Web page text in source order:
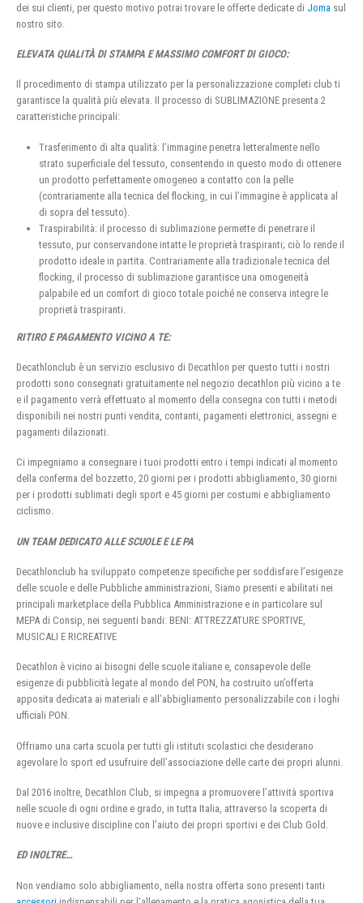
dei sui clienti, per questo motivo potrai trovare le offerte dedicate di Joma sul
nostro sito.
ELEVATA QUALITÀ DI STAMPA E MASSIMO COMFORT DI GIOCO:
Il procedimento di stampa utilizzato per la personalizzazione completi club ti
garantisce la qualità più elevata. Il processo di SUBLIMAZIONE presenta 2
caratteristiche principali:
Trasferimento di alta qualità: l’immagine penetra letteralmente nello
strato superficiale del tessuto, consentendo in questo modo di ottenere
un prodotto perfettamente omogeneo a contatto con la pelle
(contrariamente alla tecnica del flocking, in cui l’immagine è applicata al
di sopra del tessuto).
Traspirabilità: il processo di sublimazione permette di penetrare il
tessuto, pur conservandone intatte le proprietà traspiranti; ciò lo rende il
prodotto ideale in partita. Contrariamente alla tradizionale tecnica del
flocking, il processo di sublimazione garantisce una omogeneità
palpabile ed un comfort di gioco totale poiché ne conserva integre le
proprietà traspiranti.
RITIRO E PAGAMENTO VICINO A TE:
Decathlonclub è un servizio esclusivo di Decathlon per questo tutti i nostri
prodotti sono consegnati gratuitamente nel negozio decathlon più vicino a te
e il pagamento verrà effettuato al momento della consegna con tutti i metodi
disponibili nei nostri punti vendita, contanti, pagamenti elettronici, assegni e
pagamenti dilazionati.
Ci impegniamo a consegnare i tuoi prodotti entro i tempi indicati al momento
della conferma del bozzetto, 20 giorni per i prodotti abbigliamento, 30 giorni
per i prodotti sublimati degli sport e 45 giorni per costumi e abbigliamento
ciclismo.
UN TEAM DEDICATO ALLE SCUOLE E LE PA
Decathlonclub ha sviluppato competenze specifiche per soddisfare l’esigenze
delle scuole e delle Pubbliche amministrazioni, Siamo presenti e abilitati nei
principali marketplace della Pubblica Amministrazione e in particolare sul
MEPA di Consip, nei seguenti bandi: BENI: ATTREZZATURE SPORTIVE,
MUSICALI E RICREATIVE
Decathlon è vicino ai bisogni delle scuole italiane e, consapevole delle
esigenze di pubblicità legate al mondo del PON, ha costruito un’offerta
apposita dedicata ai materiali e all’abbigliamento personalizzabile con i loghi
ufficiali PON.
Offriamo una carta scuola per tutti gli istituti scolastici che desiderano
agevolare lo sport ed usufruire dell’associazione delle carte dei propri alunni.
Dal 2016 inoltre, Decathlon Club, si impegna a promuovere l’attività sportiva
nelle scuole di ogni ordine e grado, in tutta Italia, attraverso la scoperta di
nuove e inclusive discipline con l’aiuto dei propri sportivi e dei Club Gold.
ED INOLTRE…
Non vendiamo solo abbigliamento, nella nostra offerta sono presenti tanti